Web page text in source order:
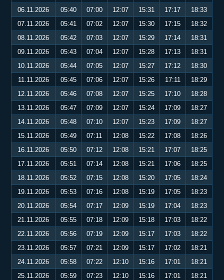
06.11.2026 05:40 07:00 12:07 15:31 17:17
18:33
07.11.2026
05:41 07:02 12:07 15:30 17:15
18:32
08.11.2026
05:42 07:03 12:07 15:29 17:14
18:31
09.11.2026
05:43 07:04 12:07 15:28 17:13
18:31
10.11.2026
05:44 07:05 12:07 15:27 17:12
18:30
11.11.2026
05:45 07:06 12:07 15:26 17:11
18:29
12.11.2026
05:46 07:08 12:07 15:25 17:10
18:28
13.11.2026
05:47 07:09 12:07 15:24 17:09
18:27
14.11.2026
05:48 07:10 12:07 15:23 17:09
18:27
15.11.2026
05:49 07:11 12:08 15:22 17:08
18:26
16.11.2026
05:50 07:12 12:08 15:21 17:07
18:25
17.11.2026
05:51 07:14 12:08 15:21 17:06
18:25
18.11.2026
05:52 07:15 12:08 15:20 17:05
18:24
19.11.2026
05:53 07:16 12:08 15:19 17:05
18:23
20.11.2026
05:54 07:17 12:09 15:19 17:04
18:23
21.11.2026
05:55 07:18 12:09 15:18 17:03
18:22
22.11.2026
05:56 07:19 12:09 15:17 17:03
18:22
23.11.2026
05:57 07:21 12:09 15:17 17:02
18:21
24.11.2026
05:58 07:22 12:10 15:16 17:01
18:21
25.11.2026
05:59 07:23 12:10 15:16 17:01
18:21